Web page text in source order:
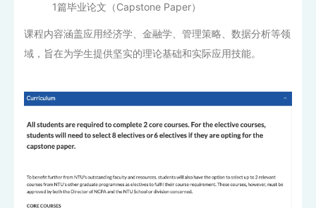
1篇毕业论文（Capstone Paper）
课程内容涵盖应用经济学、金融学、管理策略、数据分析等领
域，旨在为学生提供坚实的理论基础和实际应用技能。